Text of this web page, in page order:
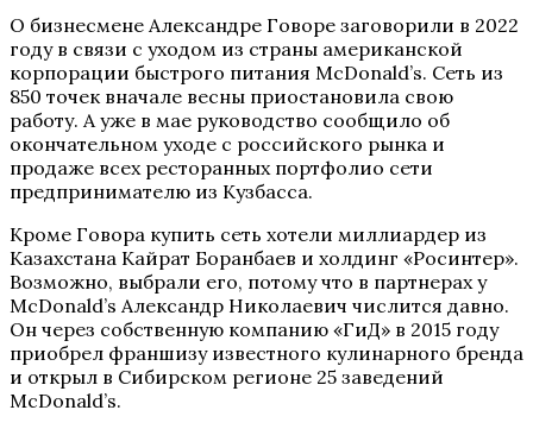
О бизнесмене Александре Говоре заговорили в 2022
году в связи с уходом из страны американской
корпорации быстрого питания McDonald’s. Сеть из
850 точек вначале весны приостановила свою
работу. А уже в мае руководство сообщило об
окончательном уходе с российского рынка и
продаже всех ресторанных портфолио сети
предпринимателю из Кузбасса.
Кроме Говора купить сеть хотели миллиардер из
Казахстана Кайрат Боранбаев и холдинг «Росинтер».
Возможно, выбрали его, потому что в партнерах у
McDonald’s Александр Николаевич числится давно.
Он через собственную компанию «ГиД» в 2015 году
приобрел франшизу известного кулинарного бренда
и открыл в Сибирском регионе 25 заведений
McDonald’s.